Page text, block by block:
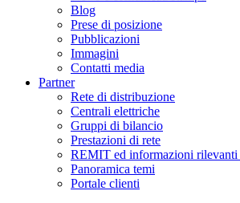
Blog
Prese di posizione
Pubblicazioni
Immagini
Contatti media
Partner
Rete di distribuzione
Centrali elettriche
Gruppi di bilancio
Prestazioni di rete
REMIT ed informazioni rilevanti
Panoramica temi
Portale clienti